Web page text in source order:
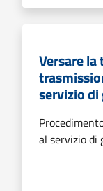
Versare la
servizio
al servizio di